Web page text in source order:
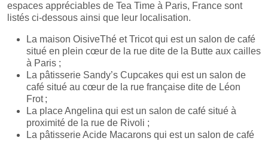
espaces appréciables de Tea Time à Paris, France sont
listés ci-dessous ainsi que leur localisation.
La maison OisiveThé et Tricot qui est un salon de café
situé en plein cœur de la rue dite de la Butte aux cailles
à Paris ;
La pâtisserie Sandy’s Cupcakes qui est un salon de
café situé au cœur de la rue française dite de Léon
Frot ;
La place Angelina qui est un salon de café situé à
proximité de la rue de Rivoli ;
La pâtisserie Acide Macarons qui est un salon de café